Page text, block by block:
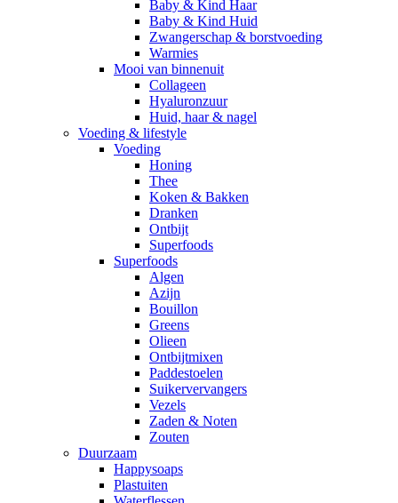
Baby & Kind Haar
Baby & Kind Huid
Zwangerschap & borstvoeding
Warmies
Mooi van binnenuit
Collageen
Hyaluronzuur
Huid, haar & nagel
Voeding & lifestyle
Voeding
Honing
Thee
Koken & Bakken
Dranken
Ontbijt
Superfoods
Superfoods
Algen
Azijn
Bouillon
Greens
Olieen
Ontbijtmixen
Paddestoelen
Suikervervangers
Vezels
Zaden & Noten
Zouten
Duurzaam
Happysoaps
Plastuiten